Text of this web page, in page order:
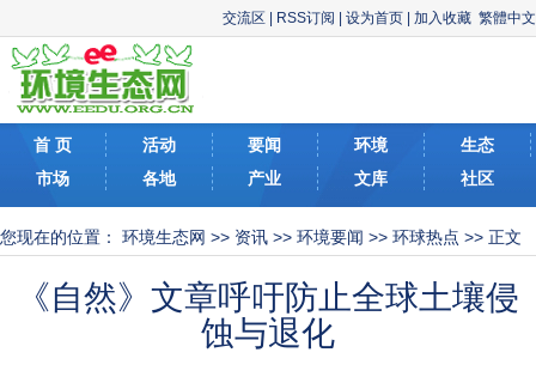
交流区 RSS订阅 设为首页 加入收藏 繁體中文
首 页 活动 要闻 环境
生态
市场
各地 产业 文库 社区
您现在的位置： 环境生态网 >> 资讯 >> 环境要闻 >> 环球热点 >> 正文
《自然》文章呼吁防止全球土壤侵
蚀与退化